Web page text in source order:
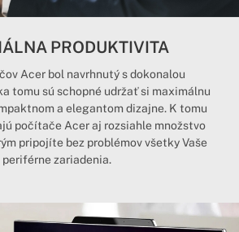
PRODUKTIVITA
Acer bol navrhnutý s dokonalou
tomu sú schopné udržať si maximálnu
a elegantom dizajne. K tomu
počítače Acer aj rozsiahle množstvo
pripojíte bez problémov všetky Vaše
periférne zariadenia.